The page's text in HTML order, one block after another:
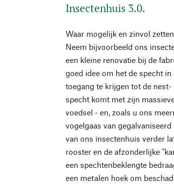
Insectenhuis 3.0.
Waar mogelijk en zinvol
Neem bijvoorbeeld ons
een kleine renovatie bij de
goed idee om het de specht
toegang te krijgen tot de
specht komt met zijn
voedsel - en, zoals u ons
vogelgaas van
van ons insectenhuis verder
rooster en de afzonderlijke
een spechtenbeklengte
een metalen hoek om